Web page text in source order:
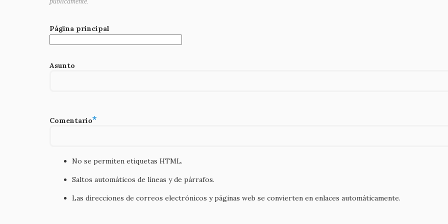
Página principal
Asunto
Comentario
No se permiten etiquetas HTML.
Saltos automáticos de líneas y de párrafos.
Las direcciones de correos electrónicos y páginas web se convierten en enlaces automáticamente.